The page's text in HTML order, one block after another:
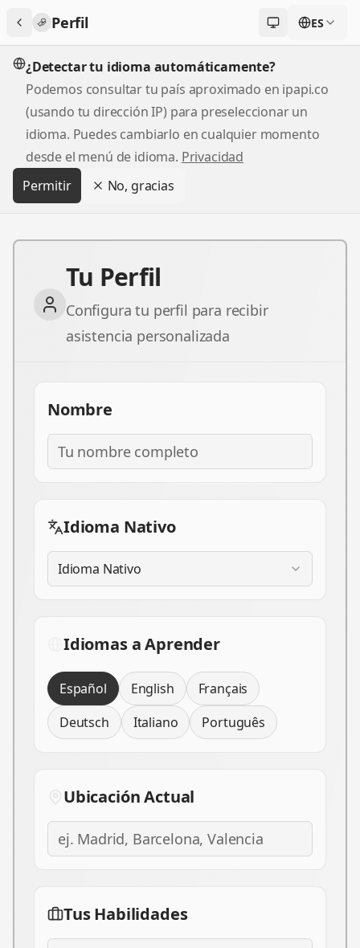
Perfil Cambiar tema
ES
¿Detectar tu idioma automáticamente?
Podemos consultar tu país aproximado en ipapi.co
(usando tu dirección IP) para preseleccionar un
idioma. Puedes cambiarlo en cualquier momento
desde el menú de idioma. Privacidad
Permitir
No, gracias
Tu Perfil
Tu Perfil
Configura tu perfil para recibir
asistencia personalizada
Nombre
Idioma Nativo
Idioma Nativo
Idiomas a Aprender
Español English
Français
Deutsch
Italiano Português
Ubicación Actual
Tus Habilidades